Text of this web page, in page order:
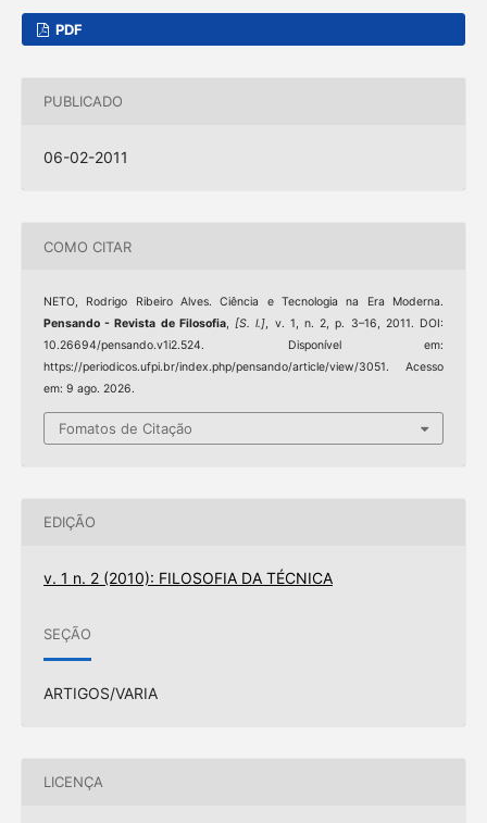
PDF
PUBLICADO
06-02-2011
COMO CITAR
NETO, Rodrigo Ribeiro Alves. Ciência e Tecnologia na Era Moderna.
Pensando - Revista de Filosofia,[S. l.], v. 1, n. 2, p. 3–16, 2011. DOI:
10.26694/pensando.v1i2.524. Disponível em:
https://periodicos.ufpi.br/index.php/pensando/article/view/3051. Acesso
em: 9 ago. 2026.
Fomatos de Citação
EDIÇÃO
v. 1 n. 2 (2010): FILOSOFIA DA TÉCNICA
SEÇÃO
ARTIGOS/VARIA
LICENÇA